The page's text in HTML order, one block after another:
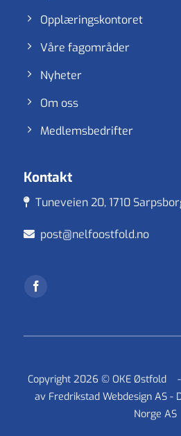
Opplæringskontoret
Våre fagområder
Nyheter
Om oss
Medlemsbedrifter
Kontakt
Tuneveien 20, 1710
post@nelfoostfold.no
Copyright 2026 © OKE Østfold
av Fredrikstad Webdesign AS-
Norge AS
brukeropplevelsen på
nettstedet samtykker du til vår
Avvis alle cookies